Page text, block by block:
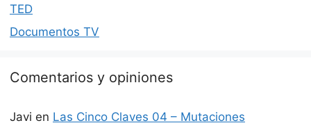
TED
Documentos TV
Comentarios y opiniones
Javi en Las Cinco Claves 04 – Mutaciones